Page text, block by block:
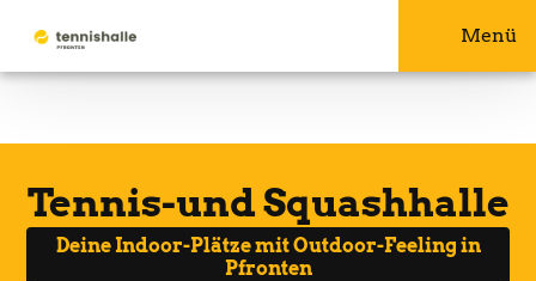
Menü
Tennis-und Squashhalle
Deine Indoor-Plätze mit Outdoor-Feeling in
Pfronten